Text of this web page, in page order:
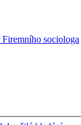
sociologa